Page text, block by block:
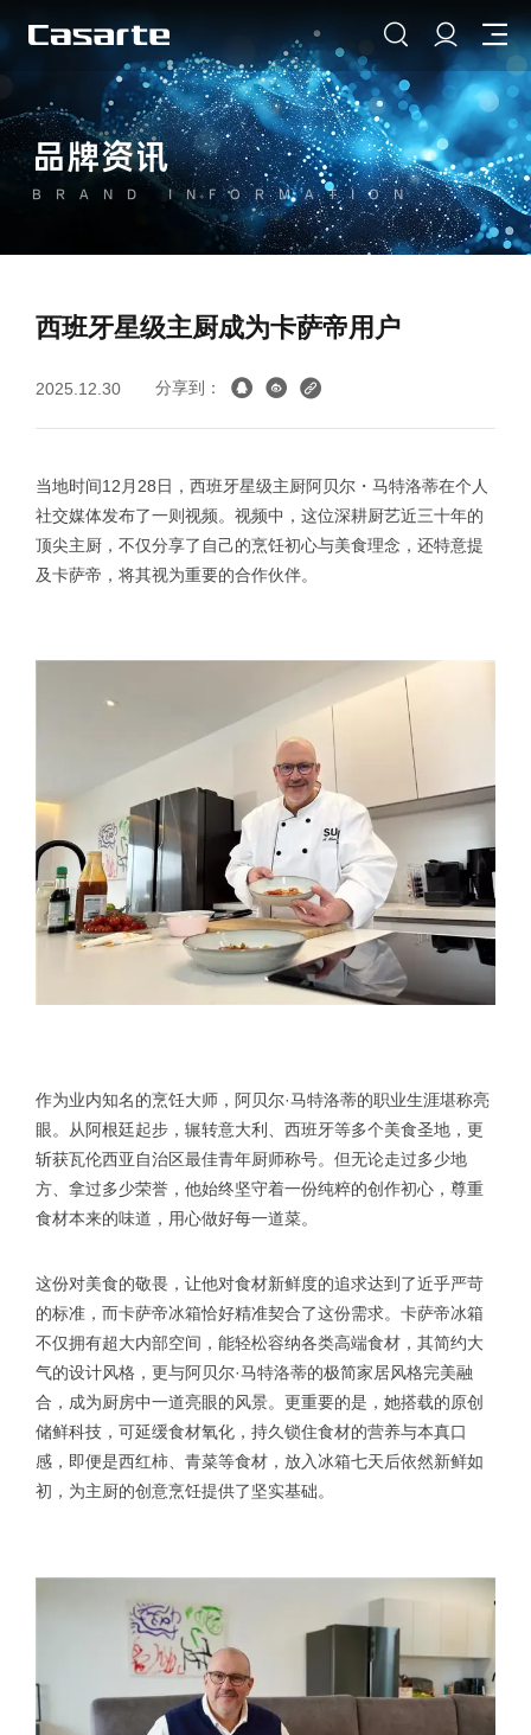
品牌资讯
BRAND INFORMATION
西班牙星级主厨成为卡萨帝用户
2025.12.30 分享到：
当地时间12月28日，西班牙星级主厨阿贝尔・马特洛蒂在个人
社交媒体发布了一则视频。视频中，这位深耕厨艺近三十年的
顶尖主厨，不仅分享了自己的烹饪初心与美食理念，还特意提
及卡萨帝，将其视为重要的合作伙伴。
作为业内知名的烹饪大师，阿贝尔·马特洛蒂的职业生涯堪称亮
眼。从阿根廷起步，辗转意大利、西班牙等多个美食圣地，更
斩获瓦伦西亚自治区最佳青年厨师称号。但无论走过多少地
方、拿过多少荣誉，他始终坚守着一份纯粹的创作初心，尊重
食材本来的味道，用心做好每一道菜。
这份对美食的敬畏，让他对食材新鲜度的追求达到了近乎严苛
的标准，而卡萨帝冰箱恰好精准契合了这份需求。卡萨帝冰箱
不仅拥有超大内部空间，能轻松容纳各类高端食材，其简约大
气的设计风格，更与阿贝尔·马特洛蒂的极简家居风格完美融
合，成为厨房中一道亮眼的风景。更重要的是，她搭载的原创
储鲜科技，可延缓食材氧化，持久锁住食材的营养与本真口
感，即便是西红柿、青菜等食材，放入冰箱七天后依然新鲜如
初，为主厨的创意烹饪提供了坚实基础。